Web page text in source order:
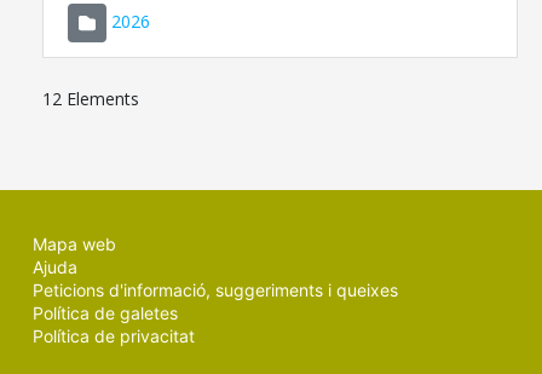
2026
12 Elements
Mapa web
Ajuda
Peticions d'informació, suggeriments i queixes
Política de galetes
Política de privacitat